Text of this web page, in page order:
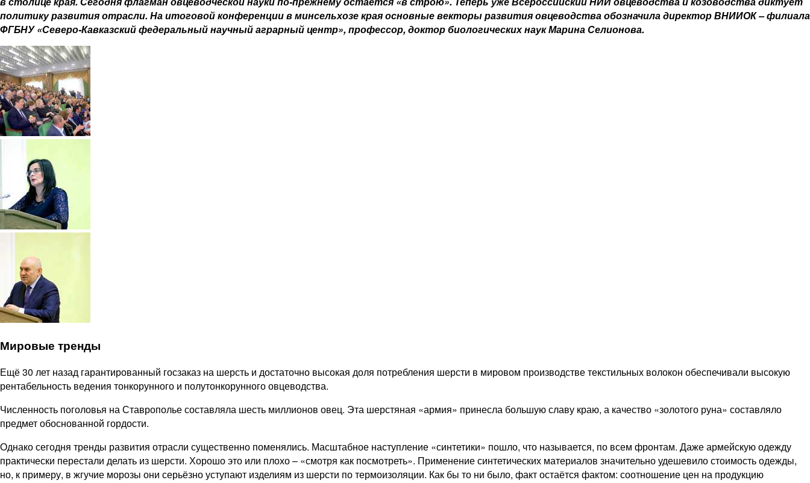
политику развития отрасли. На итоговой конференции в минсельхозе края основные векторы развития овцеводства обозначила директор ВНИИОК – ​филиала
ФГБНУ «Северо‑Кавказский федеральный научный аграрный центр», профессор, доктор биологических наук Марина Селионова.
Мировые тренды
Ещё 30 лет назад гарантированный госзаказ на шерсть и достаточно высокая доля потребления шерсти в мировом производстве текстильных волокон обеспечивали высокую
рентабельность ведения тонкорунного и полутонкорунного овцеводства.
Численность поголовья на Ставро­полье составляла шесть миллионов овец. Эта шерстяная «армия» принесла большую славу краю, а качество «золотого руна» составляло
предмет обоснованной гордости.
Однако сегодня тренды развития отрасли существенно поменялись. Масштабное наступление «синтетики» пошло, что называется, по всем фронтам. Даже армейскую одежду
практически перестали делать из шерсти. Хорошо это или плохо – ​«смотря как посмотреть». Применение синтетических материалов значительно удешевило стои­мость одежды,
но, к примеру, в жгучие морозы они серьёзно уступают изделиям из шерсти по термоизоляции. Как бы то ни было, факт остаётся фактом: соотношение цен на продукцию